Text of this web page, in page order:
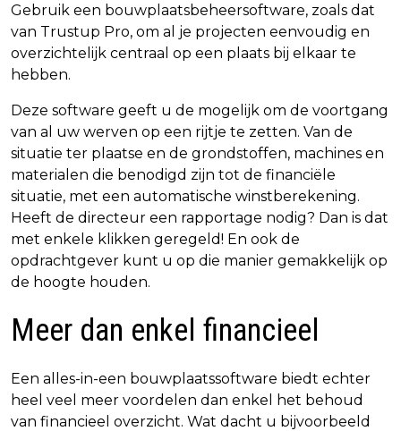
Gebruik een bouwplaatsbeheersoftware, zoals dat
van Trustup Pro, om al je projecten eenvoudig en
overzichtelijk centraal op een plaats bij elkaar te
hebben.
Deze software geeft u de mogelijk om de voortgang
van al uw werven op een rijtje te zetten. Van de
situatie ter plaatse en de grondstoffen, machines en
materialen die benodigd zijn tot de financiële
situatie, met een automatische winstberekening.
Heeft de directeur een rapportage nodig? Dan is dat
met enkele klikken geregeld! En ook de
opdrachtgever kunt u op die manier gemakkelijk op
de hoogte houden.
Meer dan enkel financieel
Een alles-in-een bouwplaatssoftware biedt echter
heel veel meer voordelen dan enkel het behoud
van financieel overzicht. Wat dacht u bijvoorbeeld